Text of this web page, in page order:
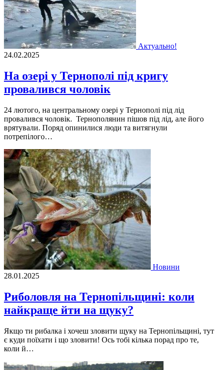
Актуально!
24.02.2025
На озері у Тернополі під кригу
провалився чоловік
24 лютого, на центральному озері у Тернополі під лід
провалився чоловік. Тернополянин пішов під лід, але його
врятували. Поряд опинилися люди та витягнули
потрепілого…
Новини
28.01.2025
Риболовля на Тернопільщині: коли
найкраще йти на щуку?
Якщо ти рибалка і хочеш зловити щуку на Тернопільщині, тут
є куди поїхати і що зловити! Ось тобі кілька порад про те,
коли й…